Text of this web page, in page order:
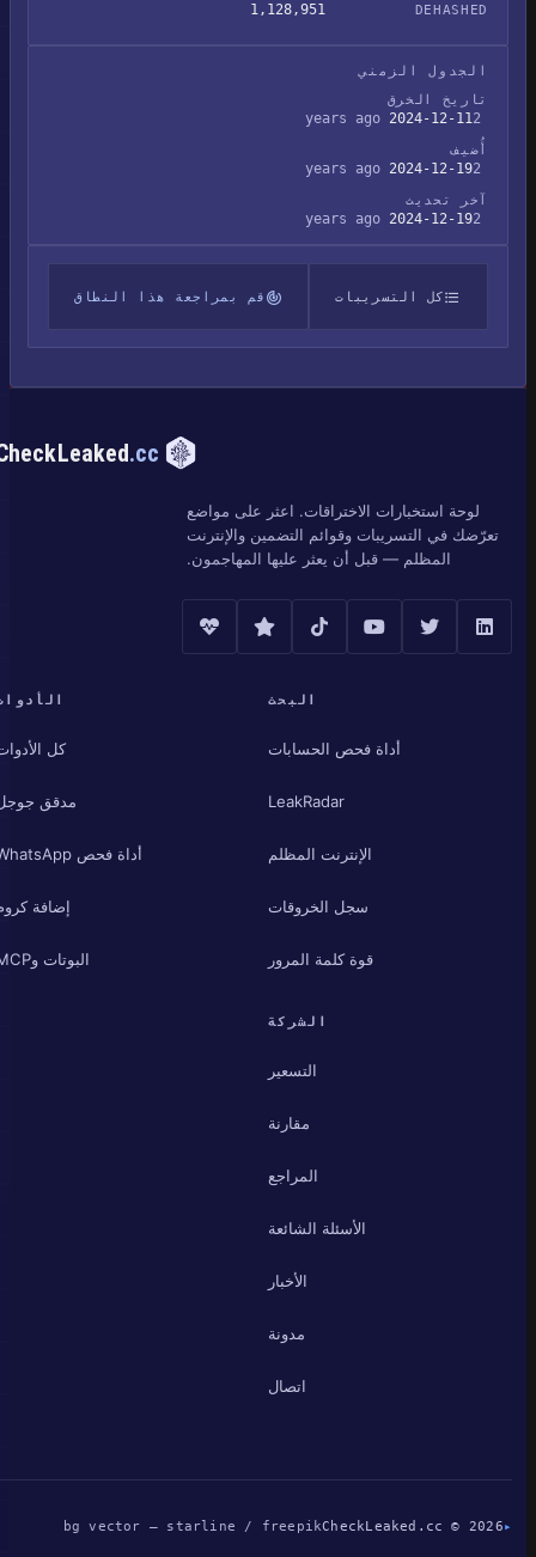
DEHASHED
1,128,951
الجدول الزمني
تاريخ الخرق
2024-12-11
أُضيف
2024-12-19
آخر تحديث
2024-12-19
كل التسريبات قم بمراجعة هذا النطاق
CheckLeaked.cc
لوحة استخبارات الاختراقات. اعثر على مواضع
تعرّضك في التسريبات وقوائم التضمين والإنترنت
المظلم — قبل أن يعثر عليها المهاجمون.
البحث
أداة فحص الحسابات
LeakRadar
الإنترنت المظلم
سجل الخروقات
قوة كلمة المرور
الأدوات
كل الأدوات
مدقق جوجل
أداة فحص WhatsApp
إضافة كروم
البوتات وMCP
الشركة
التسعير
مقارنة
المراجع
الأسئلة الشائعة
الأخبار
مدونة
اتصال
CheckLeaked.cc © 2026
bg vector — starline / freepik